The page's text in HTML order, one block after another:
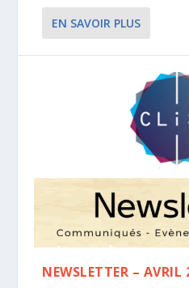
EN SAVOIR PLUS
NEWSLETTER – AVRIL